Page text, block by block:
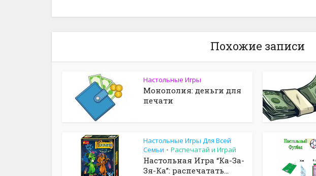
Похожие записи
Настольные Игры
Монополия: деньги для
печати
Настольные Игры Для Всей
Семьи • Распечатай и Играй
Настольная Игра “Ка-За-
Зя-Ка”: распечатать...